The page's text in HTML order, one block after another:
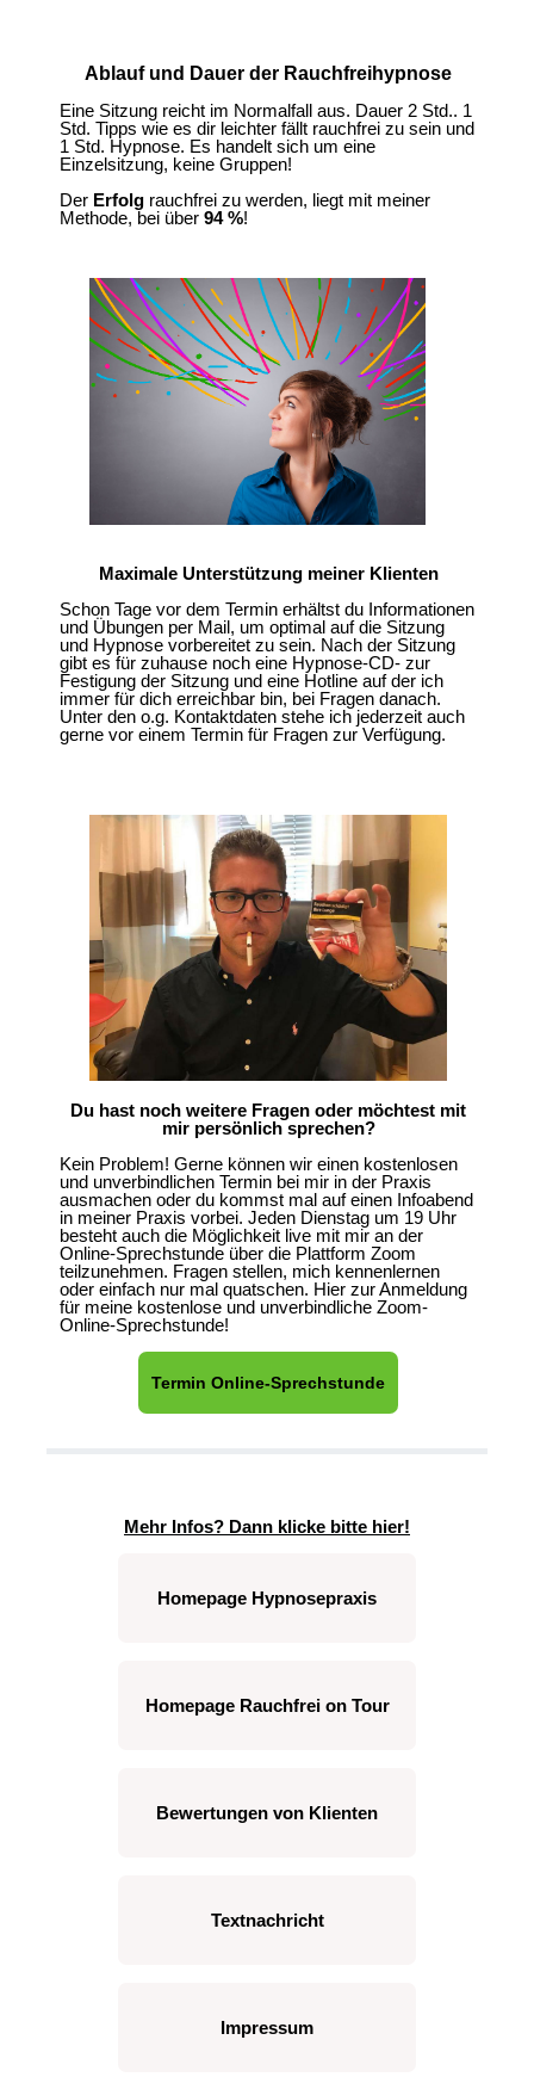
Schon Tage vor dem Termin erhältst du Informationen
und Übungen per Mail, um optimal auf die Sitzung
und Hypnose vorbereitet zu sein. Nach der Sitzung
gibt es für zuhause noch eine Hypnose-CD- zur
Festigung der Sitzung und eine Hotline auf der ich
immer für dich erreichbar bin, bei Fragen danach.
Unter den o.g. Kontaktdaten stehe ich jederzeit auch
gerne vor einem Termin für Fragen zur Verfügung.
Maximale Unterstützung meiner Klienten
Kein Problem! Gerne können wir einen kostenlosen
und unverbindlichen Termin bei mir in der Praxis
ausmachen oder du kommst mal auf einen Infoabend
in meiner Praxis vorbei. Jeden Dienstag um 19 Uhr
besteht auch die Möglichkeit live mit mir an der
Online-Sprechstunde über die Plattform Zoom
teilzunehmen. Fragen stellen, mich kennenlernen
oder einfach nur mal quatschen. Hier zur Anmeldung
für meine kostenlose und unverbindliche Zoom-
Online-Sprechstunde!
Du hast noch weitere Fragen oder möchtest mit
mir persönlich sprechen?
Termin Online-Sprechstunde
Eine Sitzung reicht im Normalfall aus. Dauer 2 Std.. 1
Std. Tipps wie es dir leichter fällt rauchfrei zu sein und
1 Std. Hypnose. Es handelt sich um eine
Einzelsitzung, keine Gruppen!
Der Erfolg rauchfrei zu werden, liegt mit meiner
Methode, bei über 94 %!
Ablauf und Dauer der Rauchfreihypnose
Homepage Hypnosepraxis
Mehr Infos? Dann klicke bitte hier!
Textnachricht
Homepage Rauchfrei on Tour
Bewertungen von Klienten
Impressum